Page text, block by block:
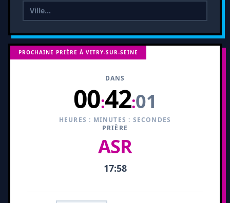
PROCHAINE PRIÈRE À VITRY-SUR-SEINE
DANS
00:42:00
HEURES : MINUTES : SECONDES
PRIÈRE
ASR
17:58